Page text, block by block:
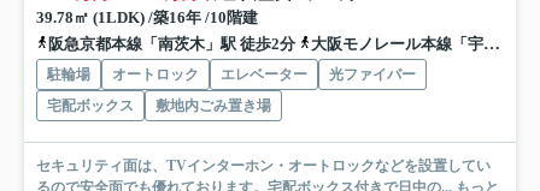
39.78㎡ (1LDK) /築16年 /10階建
阪急京都本線「南茨木」駅 徒歩2分
大阪モノレール本線「宇野辺」駅 徒歩16分
駐輪場 オートロック エレベーター
光ファイバー
宅配ボックス
敷地内ごみ置き場
セキュリティ面は、TVインターホン・オートロックなどを設置してい
るので安全面でも優れております。宅配ボックス付きで日中の... もっと